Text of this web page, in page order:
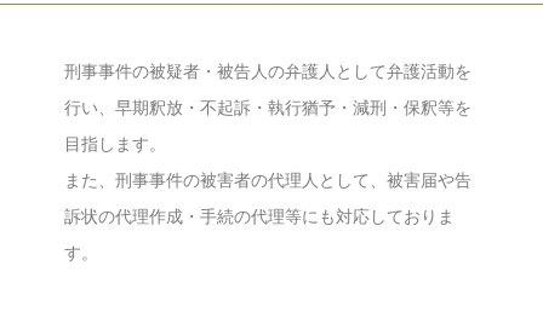
刑事事件の被疑者・被告人の弁護人として弁護活動を
行い、早期釈放・不起訴・執行猶予・減刑・保釈等を
目指します。
また、刑事事件の被害者の代理人として、被害届や告
訴状の代理作成・手続の代理等にも対応しておりま
す。